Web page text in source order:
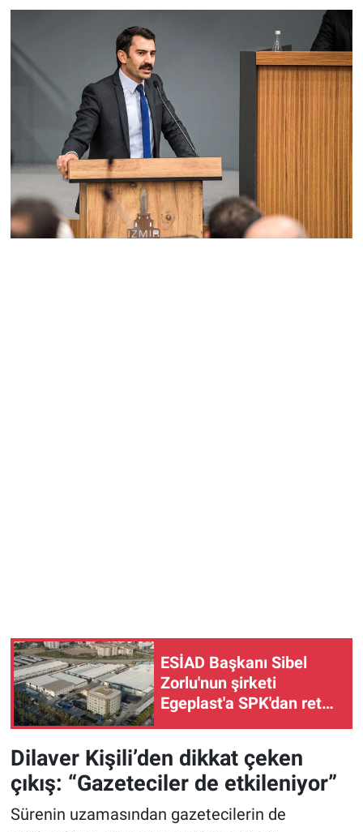
ESİAD Başkanı Sibel
Zorlu'nun şirketi
Egeplast'a SPK'dan ret
Dilaver Kişili’den dikkat çeken
çıkış: “Gazeteciler de etkileniyor”
Sürenin uzamasından gazetecilerin de